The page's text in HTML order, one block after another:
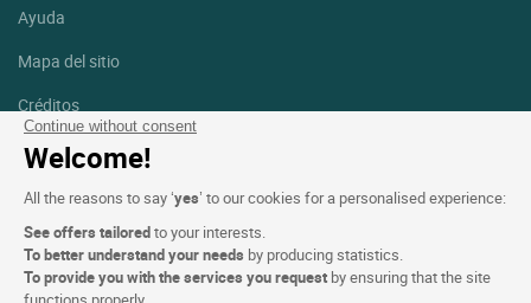
Continue without consent
Welcome!
All the reasons to say ‘yes’ to our cookies for a personalised experience:
See offers tailoredto your interests.
To better understand your needs by producing statistics.
To provide you with the services you request by ensuring that the site
Ayuda
Mapa del sitio
Créditos
fotografías
Facebook
Instagram
Linkedin